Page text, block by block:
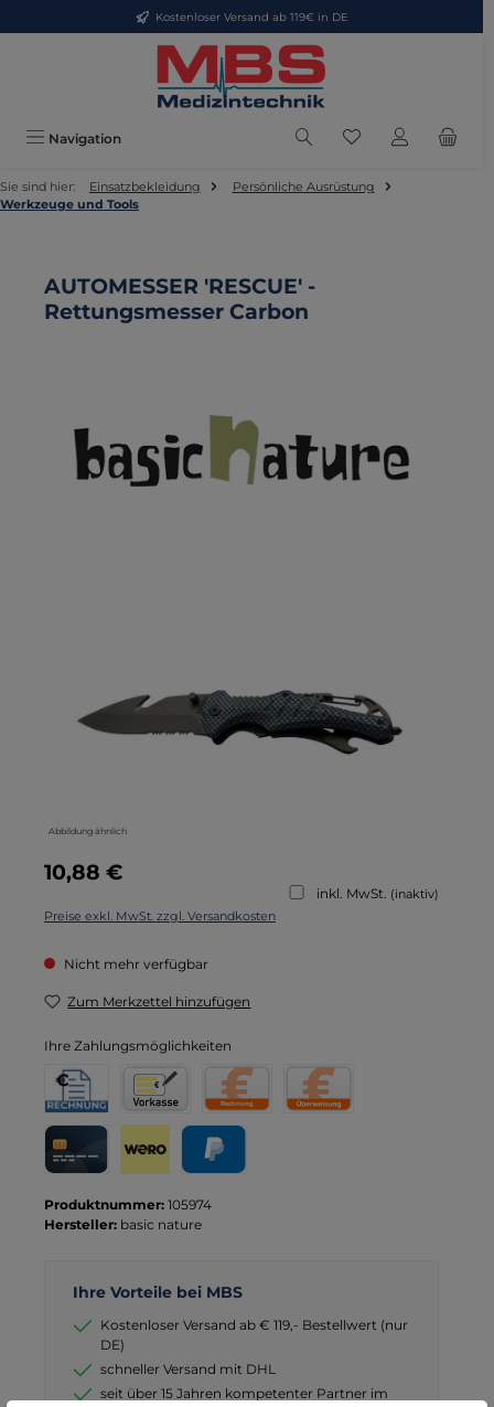
Zum Hauptinhalt springenKostenloser Versand ab 119€ in DE
Navigation Du hast 0
Sie sind hier: Einsatzbekleidung
Persönliche Ausrüstung
Werkzeuge und Tools
AUTOMESSER 'RESCUE' -
Rettungsmesser Carbon
Abbildung ähnlich
Regulärer Preis:
10,88 €
inkl. MwSt. (inaktiv)
Preise exkl. MwSt. zzgl. Versandkosten
Nicht mehr verfügbar
Zum Merkzettel hinzufügen
Ihre Zahlungsmöglichkeiten
Produktnummer: 105974
Hersteller: basic nature
Ihre Vorteile bei MBS
Kostenloser Versand ab € 119,- Bestellwert (nur
DE)
schneller Versand mit DHL
seit über 15 Jahren kompetenter Partner im